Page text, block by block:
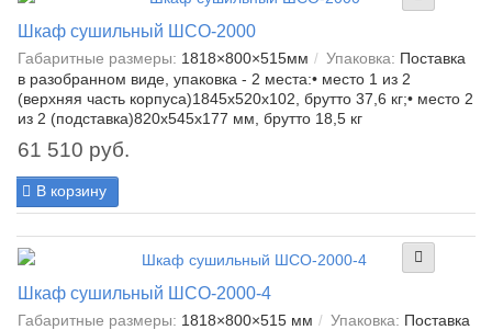
Шкаф сушильный ШСО-2000
Габаритные размеры: 1818×800×515мм Упаковка: Поставка
в разобранном виде, упаковка - 2 места:• место 1 из 2
(верхняя часть корпуса)1845х520х102, брутто 37,6 кг;• место 2
из 2 (подставка)820х545х177 мм, брутто 18,5 кг
61 510 руб.
В корзину
Шкаф сушильный ШСО-2000-4
Габаритные размеры: 1818×800×515 мм Упаковка: Поставка